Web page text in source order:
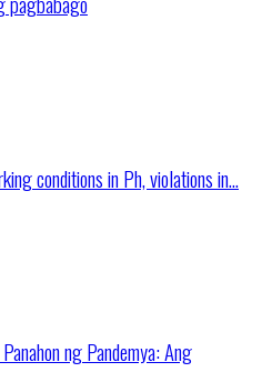
conditions in Ph, violations in...
ng Pandemya: Ang